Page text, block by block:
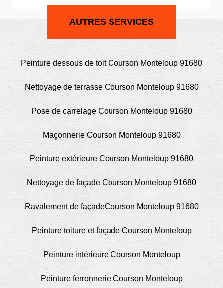
AUTRES SERVICES
Peinture dessous de toit Courson Monteloup 91680
Nettoyage de terrasse Courson Monteloup 91680
Pose de carrelage Courson Monteloup 91680
Maçonnerie Courson Monteloup 91680
Peinture extérieure Courson Monteloup 91680
Nettoyage de façade Courson Monteloup 91680
Ravalement de façadeCourson Monteloup 91680
Peinture toiture et façade Courson Monteloup
Peinture intérieure Courson Monteloup
Peinture ferronnerie Courson Monteloup